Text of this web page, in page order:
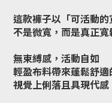
這款褲子以「可活動的
不是微寬，而是真正寬
無束縛感，活動自如
輕盈布料帶來蓬鬆舒
視覺上俐落且具現代感